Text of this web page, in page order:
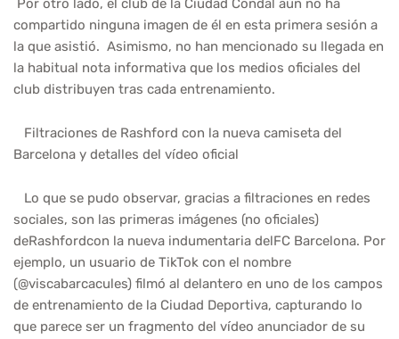
Por otro lado, el club de la Ciudad Condal aún no ha
compartido ninguna imagen de él en esta primera sesión a
la que asistió. Asimismo, no han mencionado su llegada en
la habitual nota informativa que los medios oficiales del
club distribuyen tras cada entrenamiento.
Filtraciones de Rashford con la nueva camiseta del
Barcelona y detalles del vídeo oficial
Lo que se pudo observar, gracias a filtraciones en redes
sociales, son las primeras imágenes (no oficiales)
deRashfordcon la nueva indumentaria delFC Barcelona. Por
ejemplo, un usuario de TikTok con el nombre
(@viscabarcacules) filmó al delantero en uno de los campos
de entrenamiento de la Ciudad Deportiva, capturando lo
que parece ser un fragmento del vídeo anunciador de su